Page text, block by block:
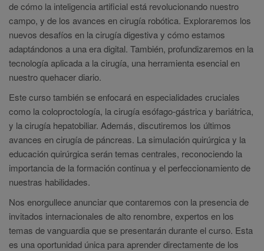
de cómo la inteligencia artificial está revolucionando nuestro
campo, y de los avances en cirugía robótica. Exploraremos los
nuevos desafíos en la cirugía digestiva y cómo estamos
adaptándonos a una era digital. También, profundizaremos en la
tecnología aplicada a la cirugía, una herramienta esencial en
nuestro quehacer diario.
Este curso también se enfocará en especialidades cruciales
como la coloproctología, la cirugía esófago-gástrica y bariátrica,
y la cirugía hepatobiliar. Además, discutiremos los últimos
avances en cirugía de páncreas. La simulación quirúrgica y la
educación quirúrgica serán temas centrales, reconociendo la
importancia de la formación continua y el perfeccionamiento de
nuestras habilidades.
Nos enorgullece anunciar que contaremos con la presencia de
invitados internacionales de alto renombre, expertos en los
temas de vanguardia que se presentarán durante el curso. Esta
es una oportunidad única para aprender directamente de los